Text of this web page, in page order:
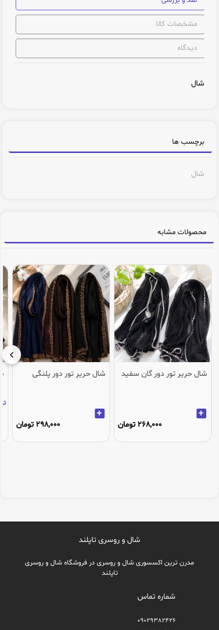
مشخصات کالا
دیدگاه
شال
برچسب ها
شال
محصولات مشابه
شال حریر تور دور گان سفید
+
268,000 تومان
شال حریر تور دور پلنگی
+
298,000 تومان
تنها 3عدد
شال و روسری تاپلند
مدرن ترین اکسسوری شال و روسری در فروشگاه شال و روسری
تاپلند
شماره تماس
09029382426